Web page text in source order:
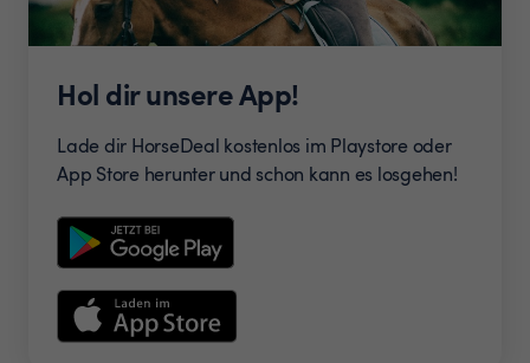
Hol dir unsere App!
Lade dir HorseDeal kostenlos im Playstore oder
App Store herunter und schon kann es losgehen!